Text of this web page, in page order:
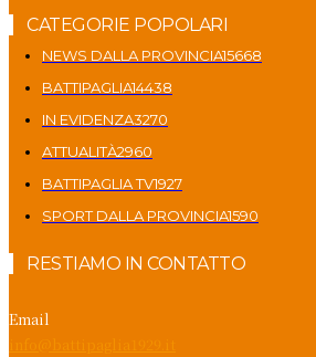
CATEGORIE POPOLARI
NEWS DALLA PROVINCIA15668
BATTIPAGLIA14438
IN EVIDENZA3270
ATTUALITÀ2960
BATTIPAGLIA TV1927
SPORT DALLA PROVINCIA1590
RESTIAMO IN CONTATTO
Email